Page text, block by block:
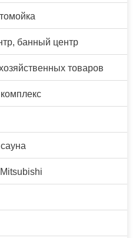
банный центр
товаров